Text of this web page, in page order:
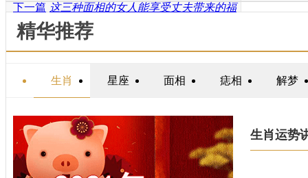
下一篇 这三种面相的女人能享受丈夫带来的福
运...
精华推荐
生肖 星座 面相 痣相 解梦
生肖运势